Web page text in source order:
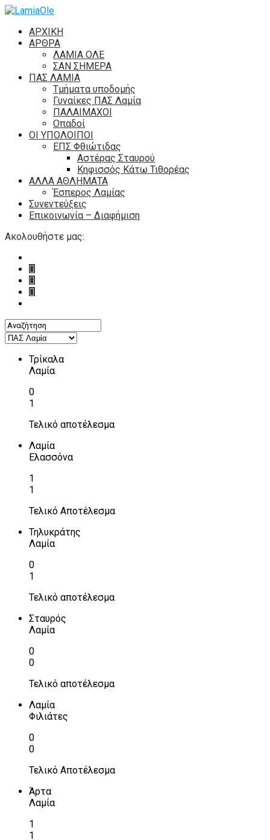
ΑΡΧΙΚΗ
ΑΡΘΡΑ
ΛΑΜΙΑ ΟΛΕ
ΣΑΝ ΣΗΜΕΡΑ
ΠΑΣ ΛΑΜΙΑ
Τμήματα υποδομής
Γυναίκες ΠΑΣ Λαμία
ΠΑΛΑΙΜΑΧΟΙ
Οπαδοί
ΟΙ ΥΠΟΛΟΙΠΟΙ
ΕΠΣ Φθιώτιδας
Αστέρας Σταυρού
Κηφισσός Κάτω Τιθορέας
ΑΛΛΑ ΑΘΛΗΜΑΤΑ
Έσπερος Λαμίας
Συνεντεύξεις
Επικοινωνία – Διαφήμιση
Ακολουθήστε μας:
Τρίκαλα
Λαμία
0
1
Τελικό αποτέλεσμα
Λαμία
Ελασσόνα
1
1
Τελικό Αποτέλεσμα
Τηλυκράτης
Λαμία
0
1
Τελικό αποτέλεσμα
Σταυρός
Λαμία
0
0
Τελικό αποτέλεσμα
Λαμία
Φιλιάτες
0
0
Τελικό Αποτέλεσμα
Άρτα
Λαμία
1
1